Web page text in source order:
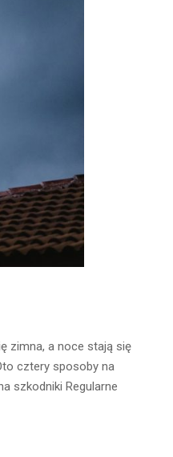
zimna, a noce stają się
cztery sposoby na
szkodniki Regularne